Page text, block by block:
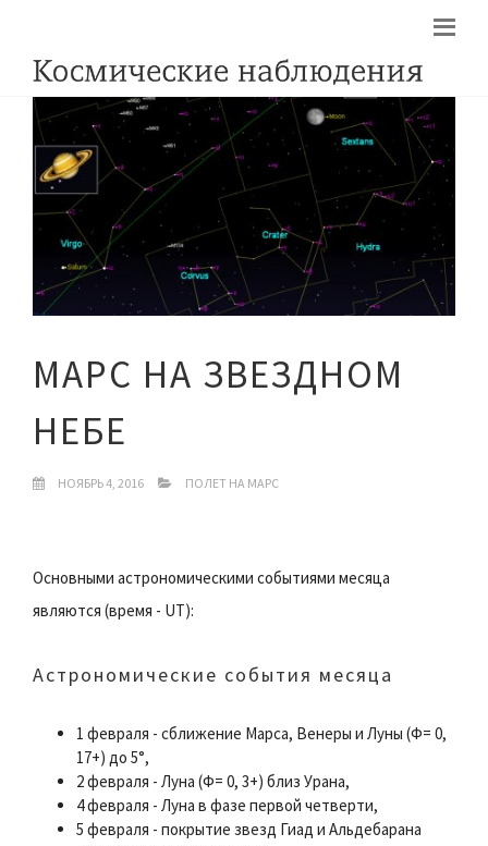
МАРС НА ЗВЕЗДНОМ
НЕБЕ
НОЯБРЬ 4, 2016 ПОЛЕТ НА МАРС
Основными астрономическими событиями месяца
являются (время - UT):
Астрономические события месяца
1 февраля - сближение Марса, Венеры и Луны (Ф= 0,
17+) до 5°,
2 февраля - Луна (Ф= 0, 3+) близ Урана,
4 февраля - Луна в фазе первой четверти,
5 февраля - покрытие звезд Гиад и Альдебарана